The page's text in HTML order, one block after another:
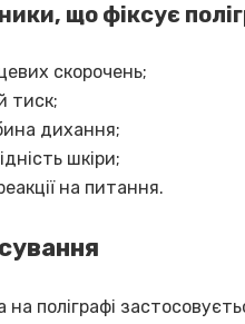
що фіксує
скорочень;
тиск;
дихання;
шкіри;
на питання.
поліграфі